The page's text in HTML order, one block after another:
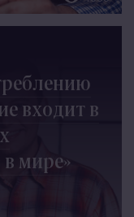
входит в
мире»